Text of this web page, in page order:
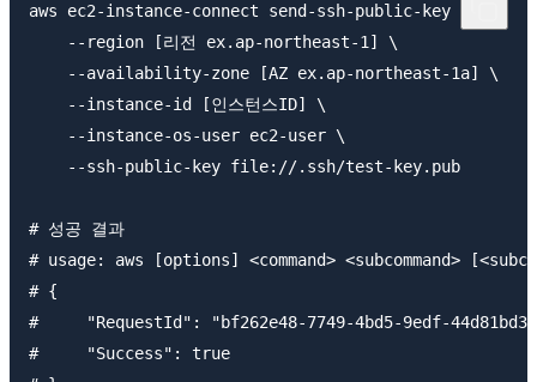
aws ec2-instance-connect send-ssh-public-key \
    --region [리전 ex.ap-northeast-1] \
    --availability-zone [AZ ex.ap-northeast-1a] \
    --instance-id [인스턴스ID] \
    --instance-os-user ec2-user \
    --ssh-public-key file://.ssh/test-key.pub
# 성공 결과
# usage: aws [options] <command> <subcommand>
# {
#     "RequestId": "bf262e48-7749-4bd5-9edf-
#     "Success": true